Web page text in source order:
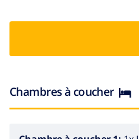
Chambres à coucher